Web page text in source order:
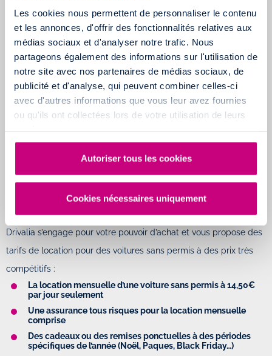
Les cookies nous permettent de personnaliser le contenu
et les annonces, d'offrir des fonctionnalités relatives aux
médias sociaux et d'analyser notre trafic. Nous
partageons également des informations sur l'utilisation de
notre site avec nos partenaires de médias sociaux, de
publicité et d'analyse, qui peuvent combiner celles-ci
avec d'autres informations que vous leur avez fournies
ou qu'ils ont collectées lors de votre utilisation de leurs
Autoriser tous les cookies
Cookies nécessaires uniquement
Si vous préférez récupérer votre voiture sans permis en agence,
elle se situe au
1581 Boulevard Salvador Allende
Fournalet. Située sur la commune de Sorgues, à 20 minutes du
centre d'Avignon.
Nos équipes se font un plaisir de répondre à toutes vos
questions concernantvotre location de véhicules à Avignonet
Louez une voiture sans permis pas cher en
Drivalia s’engage pour votre pouvoir d’achat et vous propose des
tarifs de location pour des voitures sans permis à des prix très
compétitifs :
La location mensuelle d’une voiture sans permis à14,50€
par jour seulement
Une assurance tous risques pour la location mensuelle
comprise
Des cadeaux ou des remises ponctuelles à des périodes
spécifiques de l’année (Noël, Paques, Black Friday…)